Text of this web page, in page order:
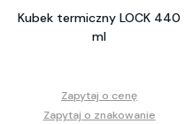
Kubek termiczny LOCK 440
ml
Zapytaj o cenę
Zapytaj o znakowanie